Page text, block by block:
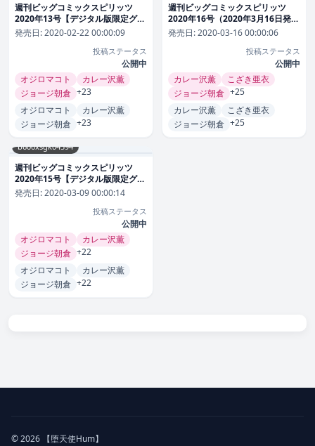
週刊ビッグコミックスピリッツ
2020年13号【デジタル版限定グラ
ビア増量「奥山かずさ」】（2020
年2月22日発売） 雑誌
発売日:2020-02-22 00:00:09
投稿ステータス
公開中
オジロマコト
カレー沢薫
ジョージ朝倉 +23
オジロマコト
カレー沢薫
ジョージ朝倉 +23
週刊ビッグコミックスピリッツ
2020年16号（2020年3月16日発
売） 雑誌
発売日:2020-03-16 00:00:06
投稿ステータス
公開中
カレー沢薫
こざき亜衣
ジョージ朝倉 +25
カレー沢薫
こざき亜衣
ジョージ朝倉 +25
b600xsgk04594
週刊ビッグコミックスピリッツ
2020年15号【デジタル版限定グラ
ビア増量「今泉佑唯」】（2020年
3月9日発売） 雑誌
発売日:2020-03-09 00:00:14
投稿ステータス
公開中
オジロマコト
カレー沢薫
ジョージ朝倉 +22
オジロマコト
カレー沢薫
ジョージ朝倉 +22
© 2026 【堕天使Hum】